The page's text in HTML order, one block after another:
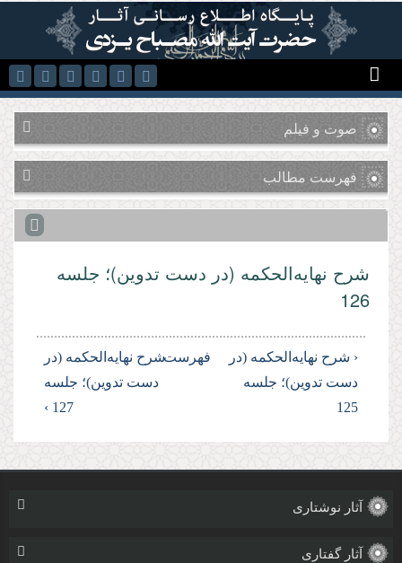
رفتن به محتوای اصلی
صوت و فیلم
فهرست مطالب
شرح نهایه‌الحکمه (در دست تدوین)؛ جلسه
126
‹ شرح نهایه‌الحکمه (در
دست تدوین)؛ جلسه
125
فهرستشرح نهایه‌الحکمه (در
دست تدوین)؛ جلسه
127 ›
آثار نوشتاری
آثار گفتاری